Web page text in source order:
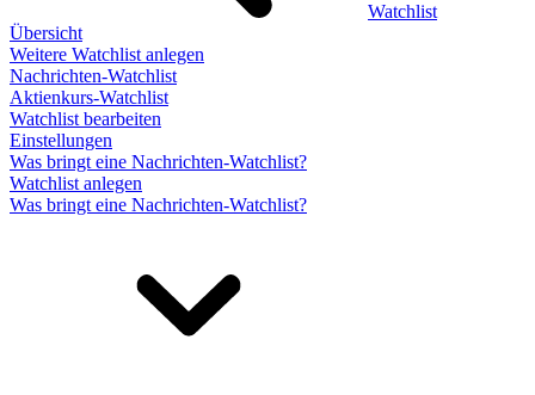
Watchlist
Übersicht
Weitere Watchlist anlegen
Nachrichten-Watchlist
Aktienkurs-Watchlist
Watchlist bearbeiten
Einstellungen
Was bringt eine Nachrichten-Watchlist?
Watchlist anlegen
Was bringt eine Nachrichten-Watchlist?